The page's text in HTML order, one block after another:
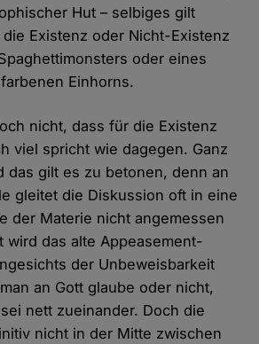
Hut – selbiges gilt
Existenz oder Nicht-Existenz
oder eines
Einhorns.
nicht, dass für die Existenz
viel spricht wie dagegen. Ganz
das gilt es zu betonen, denn an
gleitet die Diskussion oft in eine
der Materie nicht angemessen
wird das alte Appeasement-
der Unbeweisbarkeit
an Gott glaube oder nicht,
nett zueinander. Doch die
nicht in der Mitte zwischen